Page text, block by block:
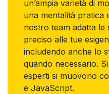
un’ampia varietà di
una mentalità pratica
nostro team adatta le
preciso alle tue
includendo anche lo
quando necessario.
esperti si muovono
e JavaScript.